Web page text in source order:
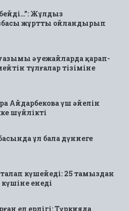
Жұлдыз
жұртты ойландырып
әуежайларда қарап-
тұлғалар тізіміне
Айдарбекова үш әйелін
шүйлікті
ұл бала дүниеге
күшейеді: 25 тамыздан
күшіне енеді
ел ерлігі: Түркияда